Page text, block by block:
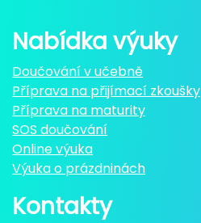
Nabídka výuky
Doučování v učebně
Příprava na přijímací zkoušky
Příprava na maturity
SOS doučování
Online výuka
Výuka o prázdninách
Kontakty